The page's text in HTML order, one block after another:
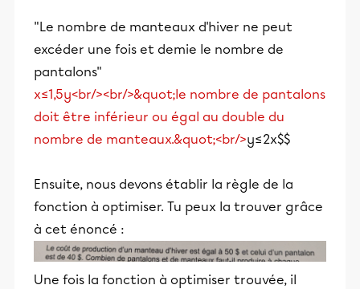
"Le nombre de manteaux d'hiver ne peut
excéder une fois et demie le nombre de
pantalons"
x≤1,5y<br/><br/>&quot;le nombre de pantalons
doit être inférieur ou égal au double du
nombre de manteaux.&quot;<br/>y≤2x$$
Ensuite, nous devons établir la règle de la
fonction à optimiser. Tu peux la trouver grâce
à cet énoncé :
Une fois la fonction à optimiser trouvée, il